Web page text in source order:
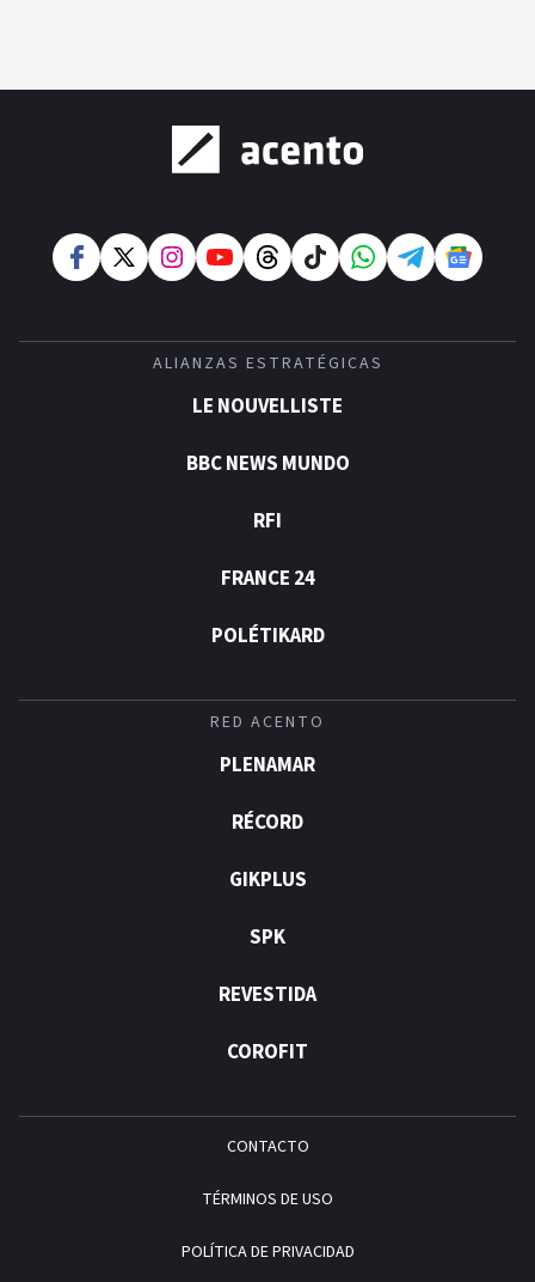
ALIANZAS ESTRATÉGICAS
LE NOUVELLISTE
BBC NEWS MUNDO
RFI
FRANCE 24
POLÉTIKARD
RED ACENTO
PLENAMAR
RÉCORD
GIKPLUS
SPK
REVESTIDA
COROFIT
CONTACTO
TÉRMINOS DE USO
POLÍTICA DE PRIVACIDAD